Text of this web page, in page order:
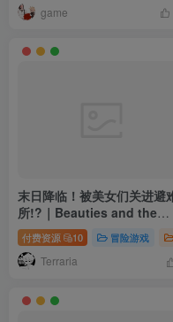
game
末日降临！被美女们关进避
所!?｜Beauties and the
Stranded｜官方中文-
Build.23638499｜32.4G｜
安装
付费资源 10 冒险游戏
Terraria